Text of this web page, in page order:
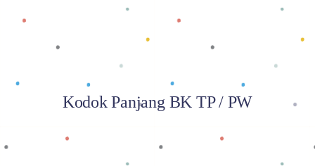
Kodok Panjang BK TP / PW